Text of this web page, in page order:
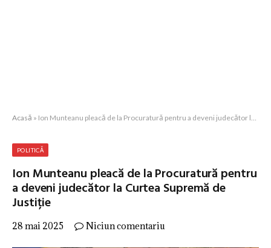
Acasă » Ion Munteanu pleacă de la Procuratură pentru a deveni judecător la Curtea Supremă de Justiție
POLITICĂ
Ion Munteanu pleacă de la Procuratură pentru
a deveni judecător la Curtea Supremă de
Justiție
28 mai 2025 Niciun comentariu